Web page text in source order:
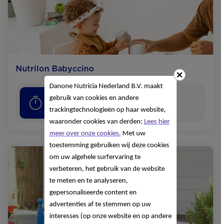
Nutrilon Babyccino
5 minuten
Danone Nutricia Nederland B.V. maakt
gebruik van cookies en andere
trackingtechnologieën op haar website,
waaronder cookies van derden: Lees hier
meer over onze cookies. Met uw
toestemming gebruiken wij deze cookies
om uw algehele surfervaring te
verbeteren, het gebruik van de website
te meten en te analyseren,
gepersonaliseerde content en
advertenties af te stemmen op uw
interesses (op onze website en op andere